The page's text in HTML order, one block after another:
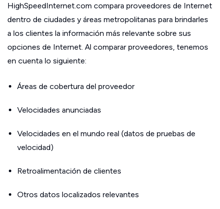
HighSpeedInternet.com compara proveedores de Internet
dentro de ciudades y áreas metropolitanas para brindarles
a los clientes la información más relevante sobre sus
opciones de Internet. Al comparar proveedores, tenemos
en cuenta lo siguiente:
Áreas de cobertura del proveedor
Velocidades anunciadas
Velocidades en el mundo real (datos de pruebas de
velocidad)
Retroalimentación de clientes
Otros datos localizados relevantes